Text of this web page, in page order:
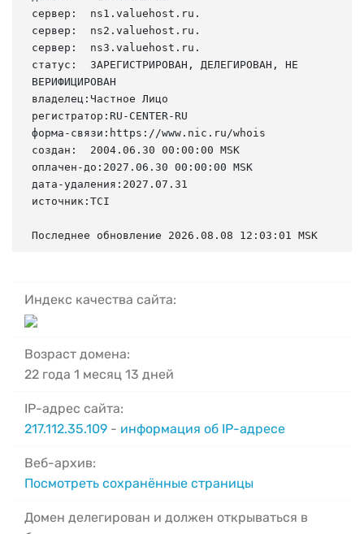
сервер:  ns1.valuehost.ru.
сервер:  ns2.valuehost.ru.
сервер:  ns3.valuehost.ru.
статус:  ЗАРЕГИСТРИРОВАН, ДЕЛЕГИРОВАН, НЕ
ВЕРИФИЦИРОВАН
владелец:Частное Лицо
регистратор:RU-CENTER-RU
форма-связи:https://www.nic.ru/whois
создан:  2004.06.30 00:00:00 MSK
оплачен-до:2027.06.30 00:00:00 MSK
дата-удаления:2027.07.31
источник:TCI
Последнее обновление 2026.08.08 12:03:01 MSK
Индекс качества сайта:
Возраст домена:
22 года 1 месяц 13 дней
IP-адрес сайта:
217.112.35.109 - информация об IP-адресе
Веб-архив:
Посмотреть сохранённые страницы
Домен делегирован и должен открываться в